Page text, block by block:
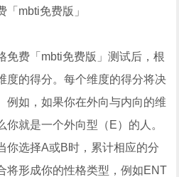
免费「mbti免费版」测试后，根
度的得分。每个维度的得分将决
例如，如果你在外向与内向的维
你就是一个外向型（E）的人。
你选择A或B时，累计相应的分
将形成你的性格类型，例如ENT